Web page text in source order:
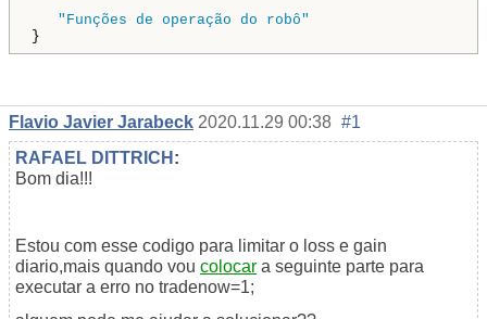
"Funções de operação do robô"
Flavio Javier Jarabeck 2020.11.29 00:38 #1
RAFAEL DITTRICH :
Bom dia!!!
Estou com esse codigo para limitar o loss e gain
diario,mais quando vou colocar a seguinte parte para
executar a erro no tradenow=1;